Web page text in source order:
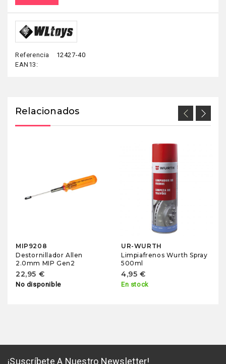
Referencia
12427-40
EAN13:
Relacionados
MIP9208
Destornillador Allen
2.0mm MIP Gen2
22,95 €
No disponible
UR-WURTH
Limpiafrenos Wurth Spray
500ml
4,95 €
En stock
¡Suscríbete A Nuestro Newsletter!